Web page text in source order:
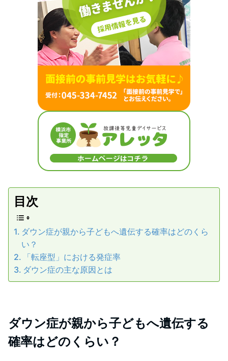
目次
ダウン症が親から子どもへ遺伝する確率はどのくら
い？
「転座型」における発症率
ダウン症の主な原因とは
ダウン症が親から子どもへ遺伝する
確率はどのくらい？